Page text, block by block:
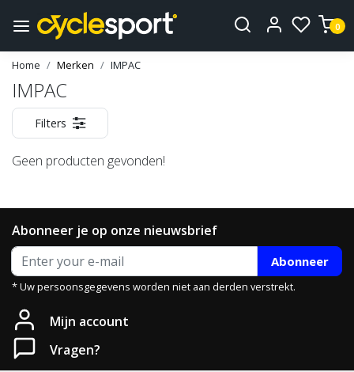
0
Home Merken IMPAC
IMPAC
Filters
Geen producten gevonden!
Abonneer je op onze nieuwsbrief
Abonneer
* Uw persoonsgegevens worden niet aan derden verstrekt.
Mijn account
Vragen?